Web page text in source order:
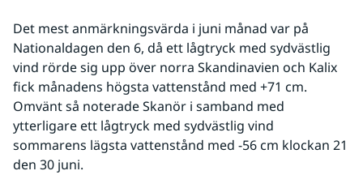
Det mest anmärkningsvärda i juni månad var på
Nationaldagen den 6, då ett lågtryck med sydvästlig
vind rörde sig upp över norra Skandinavien och Kalix
fick månadens högsta vattenstånd med +71 cm.
Omvänt så noterade Skanör i samband med
ytterligare ett lågtryck med sydvästlig vind
sommarens lägsta vattenstånd med -56 cm klockan 21
den 30 juni.